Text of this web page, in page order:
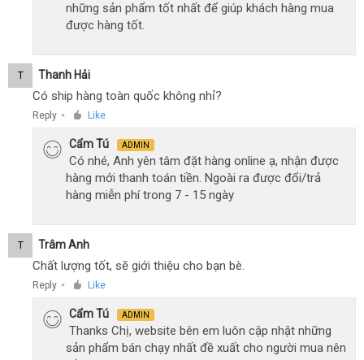
những sản phẩm tốt nhất để giúp khách hàng mua
được hàng tốt.
T Thanh Hải
Có ship hàng toàn quốc không nhỉ?
Reply ● Like
Cẩm Tú ADMIN
Có nhé, Anh yên tâm đặt hàng online ạ, nhận được
hàng mới thanh toán tiền. Ngoài ra được đổi/trả
hàng miễn phí trong 7 - 15 ngày
T Trâm Anh
Chất lượng tốt, sẽ giới thiệu cho bạn bè.
Reply ● Like
Cẩm Tú ADMIN
Thanks Chị, website bên em luôn cập nhật những
sản phẩm bán chạy nhất đề xuất cho người mua nên